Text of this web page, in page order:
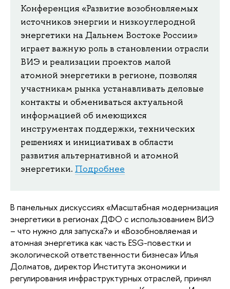
Конференция «Развитие возобновляемых
источников энергии и низкоуглеродной
энергетики на Дальнем Востоке России»
играет важную роль в становлении отрасли
ВИЭ и реализации проектов малой
атомной энергетики в регионе, позволяя
участникам рынка устанавливать деловые
контакты и обмениваться актуальной
информацией об имеющихся
инструментах поддержки, технических
решениях и инициативах в области
развития альтернативной и атомной
энергетики. Подробнее
В панельных дискуссиях «Масштабная модернизация
энергетики в регионах ДФО с использованием ВИЭ
– что нужно для запуска?» и «Возобновляемая и
атомная энергетика как часть ESG-повестки и
экологической ответственности бизнеса» Илья
Долматов, директор Института экономики и
регулирования инфраструктурных отраслей, принял